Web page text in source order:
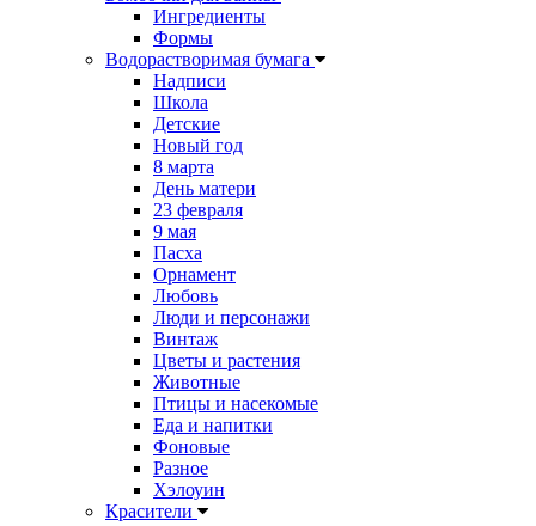
Ингредиенты
Формы
Водорастворимая бумага
Надписи
Школа
Детские
Новый год
8 марта
День матери
23 февраля
9 мая
Пасха
Орнамент
Любовь
Люди и персонажи
Винтаж
Цветы и растения
Животные
Птицы и насекомые
Еда и напитки
Фоновые
Разное
Хэлоуин
Красители